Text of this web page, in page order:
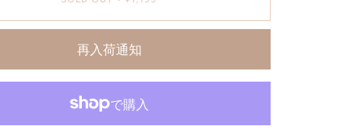
再入荷通知